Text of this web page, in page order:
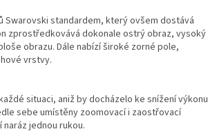
Swarovski standardem, který ovšem dostává
zprostředkovává dokonale ostrý obraz, vysoký
obrazu. Dále nabízí široké zorné pole,
vrstvy.
situaci, aniž by docházelo ke snížení výkonu
sebe umístěny zoomovací i zaostřovací
jednou rukou.